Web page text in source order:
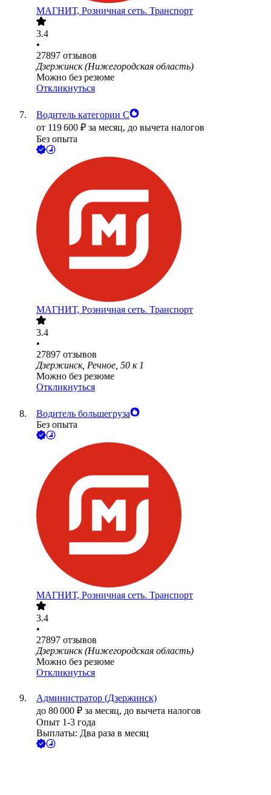
МАГНИТ, Розничная сеть. Транспорт
3.4
•
27897 отзывов
Дзержинск (Нижегородская область)
Можно без резюме
Откликнуться
Водитель категории С
от 119 600 ₽ за месяц, до вычета налогов
Без опыта
МАГНИТ, Розничная сеть. Транспорт
3.4
•
27897 отзывов
Дзержинск, Речное, 50 к 1
Можно без резюме
Откликнуться
Водитель большегруза
Без опыта
МАГНИТ, Розничная сеть. Транспорт
3.4
•
27897 отзывов
Дзержинск (Нижегородская область)
Можно без резюме
Откликнуться
Администратор (Дзержинск)
до 80 000 ₽ за месяц, до вычета налогов
Опыт 1-3 года
Выплаты: Два раза в месяц